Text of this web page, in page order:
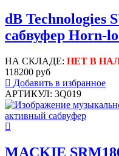
dB Technologies
сабвуфер Horn-
НА СКЛАДЕ: НЕТ В
118200 руб
Добавить в избранное
АРТИКУЛ: 3Q019
MACKIE